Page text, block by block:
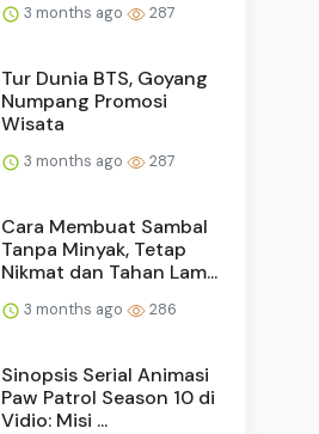
3 months ago 287
Tur Dunia BTS, Goyang
Numpang Promosi
Wisata
3 months ago 287
Cara Membuat Sambal
Tanpa Minyak, Tetap
Nikmat dan Tahan Lam...
3 months ago 286
Sinopsis Serial Animasi
Paw Patrol Season 10 di
Vidio: Misi ...